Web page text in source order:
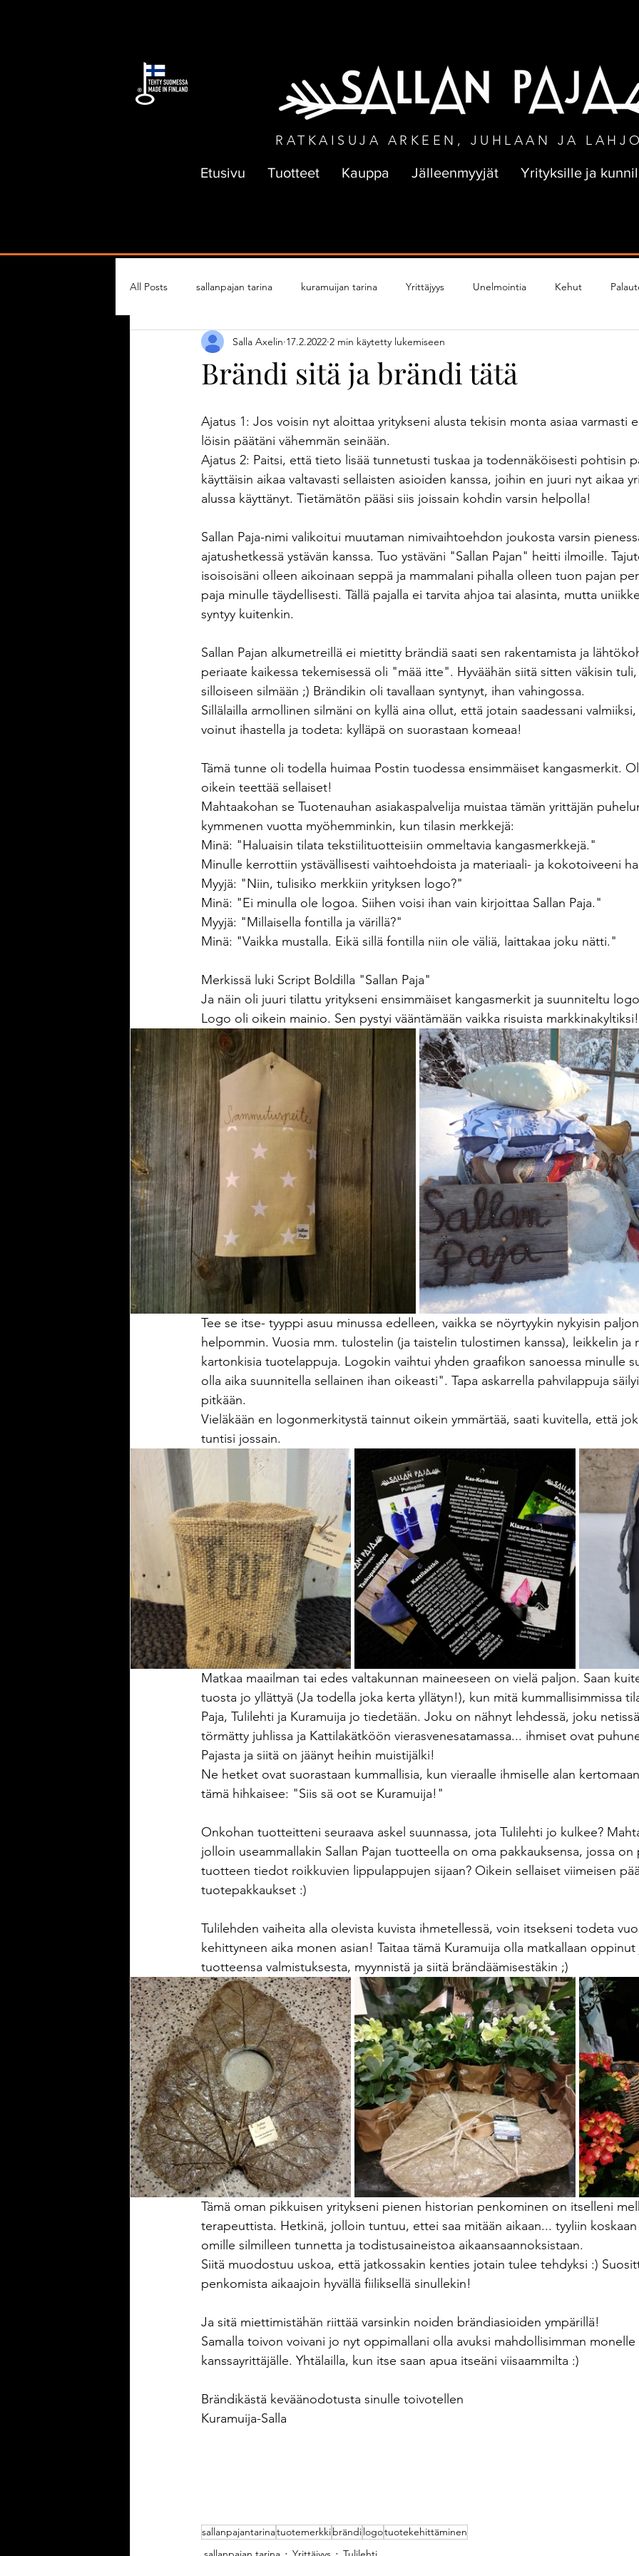
RATKAISUJA ARKEEN, JUHLAAN JA
Etusivu Tuotteet Kauppa Jälleenmyyjät Yrityksille ja
All Posts sallanpajan tarina kuramuijan tarina Yrittäjyys Unelmointia Kehut
Tulilehti Ajanhallinta Yrittäjä vapaalla
Kesä Keittiötekstiilit Kokkaaminen Lahjaidea Black Friday Otan
Brändi sitä ja brändi tätä
Salla Axelin 17.2.2022 2 min käytetty lukemiseen
Ajatus 1: Jos voisin nyt aloittaa yritykseni alusta tekisin monta asiaa varmasti
löisin päätäni vähemmän seinään.
Ajatus 2: Paitsi, että tieto lisää tunnetusti tuskaa ja todennäköisesti pohtisin
käyttäisin aikaa valtavasti sellaisten asioiden kanssa, joihin en juuri nyt aikaa
alussa käyttänyt. Tietämätön pääsi siis joissain kohdin varsin helpolla!
Sallan Paja-nimi valikoitui muutaman nimivaihtoehdon joukosta varsin
ajatushetkessä ystävän kanssa. Tuo ystäväni "Sallan Pajan" heitti ilmoille.
isoisoisäni olleen aikoinaan seppä ja mammalani pihalla olleen tuon pajan
paja minulle täydellisesti. Tällä pajalla ei tarvita ahjoa tai alasinta, mutta
syntyy kuitenkin.
Sallan Pajan alkumetreillä ei mietitty brändiä saati sen rakentamista ja
periaate kaikessa tekemisessä oli "mää itte". Hyväähän siitä sitten väkisin
silloiseen silmään ;) Brändikin oli tavallaan syntynyt, ihan vahingossa.
Sillälailla armollinen silmäni on kyllä aina ollut, että jotain saadessani
voinut ihastella ja todeta: kylläpä on suorastaan komeaa!
Tämä tunne oli todella huimaa Postin tuodessa ensimmäiset kangasmerkit.
oikein teettää sellaiset!
Mahtaakohan se Tuotenauhan asiakaspalvelija muistaa tämän yrittäjän
kymmenen vuotta myöhemminkin, kun tilasin merkkejä:
Minä: "Haluaisin tilata tekstiilituotteisiin ommeltavia kangasmerkkejä."
Minulle kerrottiin ystävällisesti vaihtoehdoista ja materiaali- ja kokotoiveeni
Myyjä: "Niin, tulisiko merkkiin yrityksen logo?"
Minä: "Ei minulla ole logoa. Siihen voisi ihan vain kirjoittaa Sallan Paja."
Myyjä: "Millaisella fontilla ja värillä?"
Minä: "Vaikka mustalla. Eikä sillä fontilla niin ole väliä, laittakaa joku nätti."
Merkissä luki Script Boldilla "Sallan Paja"
Ja näin oli juuri tilattu yritykseni ensimmäiset kangasmerkit ja suunniteltu
Logo oli oikein mainio. Sen pystyi vääntämään vaikka risuista markkinakyltiksi!
Tee se itse- tyyppi asuu minussa edelleen, vaikka se nöyrtyykin nykyisin
helpommin. Vuosia mm. tulostelin (ja taistelin tulostimen kanssa), leikkelin
kartonkisia tuotelappuja. Logokin vaihtui yhden graafikon sanoessa minulle
olla aika suunnitella sellainen ihan oikeasti". Tapa askarrella pahvilappuja
pitkään.
Vieläkään en logonmerkitystä tainnut oikein ymmärtää, saati kuvitella, että
tuntisi jossain.
Matkaa maailman tai edes valtakunnan maineeseen on vielä paljon. Saan
tuosta jo yllättyä (Ja todella joka kerta yllätyn!), kun mitä kummallisimmissa
Paja, Tulilehti ja Kuramuija jo tiedetään. Joku on nähnyt lehdessä, joku
törmätty juhlissa ja Kattilakätköön vierasvenesatamassa... ihmiset ovat
Pajasta ja siitä on jäänyt heihin muistijälki!
Ne hetket ovat suorastaan kummallisia, kun vieraalle ihmiselle alan
tämä hihkaisee: "Siis sä oot se Kuramuija!"
Onkohan tuotteitteni seuraava askel suunnassa, jota Tulilehti jo kulkee?
jolloin useammallakin Sallan Pajan tuotteella on oma pakkauksensa, jossa
tuotteen tiedot roikkuvien lippulappujen sijaan? Oikein sellaiset viimeisen
tuotepakkaukset :)
Tulilehden vaiheita alla olevista kuvista ihmetellessä, voin itsekseni todeta
kehittyneen aika monen asian! Taitaa tämä Kuramuija olla matkallaan
tuotteensa valmistuksesta, myynnistä ja siitä brändäämisestäkin ;)
Tämä oman pikkuisen yritykseni pienen historian penkominen on itselleni
terapeuttista. Hetkinä, jolloin tuntuu, ettei saa mitään aikaan... tyyliin
omille silmilleen tunnetta ja todistusaineistoa aikaansaannoksistaan.
Siitä muodostuu uskoa, että jatkossakin kenties jotain tulee tehdyksi :)
penkomista aikaajoin hyvällä fiiliksellä sinullekin!
Ja sitä miettimistähän riittää varsinkin noiden brändiasioiden ympärillä!
Samalla toivon voivani jo nyt oppimallani olla avuksi mahdollisimman monelle
kanssayrittäjälle. Yhtälailla, kun itse saan apua itseäni viisaammilta :)
Brändikästä keväänodotusta sinulle toivotellen
Kuramuija-Salla
sallanpajantarinatuotemerkkibrändilogotuotekehittäminen